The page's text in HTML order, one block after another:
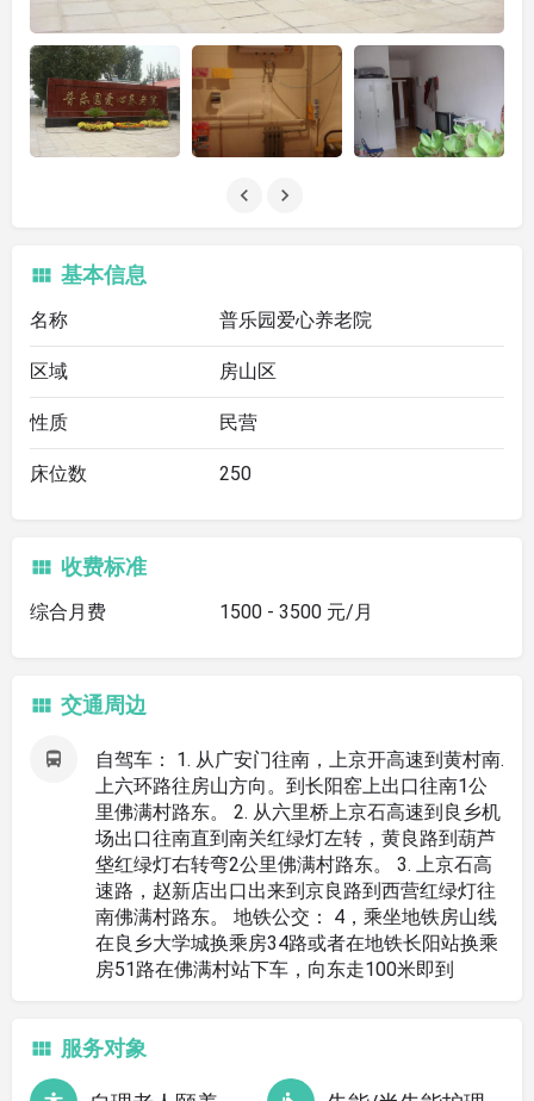
基本信息
名称 普乐园爱心养老院
区域 房山区
性质 民营
床位数 250
收费标准
综合月费 1500 - 3500 元/月
交通周边
自驾车： 1. 从广安门往南，上京开高速到黄村南.
上六环路往房山方向。到长阳窑上出口往南1公
里佛满村路东。 2. 从六里桥上京石高速到良乡机
场出口往南直到南关红绿灯左转，黄良路到葫芦
垡红绿灯右转弯2公里佛满村路东。 3. 上京石高
速路，赵新店出口出来到京良路到西营红绿灯往
南佛满村路东。 地铁公交： 4，乘坐地铁房山线
在良乡大学城换乘房34路或者在地铁长阳站换乘
房51路在佛满村站下车，向东走100米即到
服务对象